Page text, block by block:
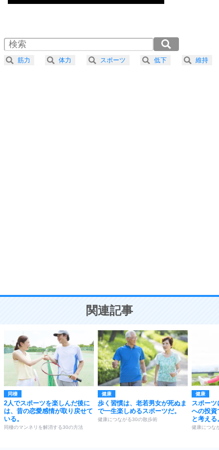
気楽に生きる30の方法
4 器の大きい人は、怒りを優しさで表現する。
プラス思考
ことが大切。
2.0倍速 （403KB 1分43秒）
2.5倍速 （323KB 1分22秒）
3.0倍速 （269KB 1分8秒）
筋力 体力 スポーツ 低下 維持
関連記事
同棲
2人でスポーツを楽しんだ後に
は、昔の恋愛感情が取り戻せて
いる。
同棲のマンネリを解消する30の方法
健康
歩く習慣は、老若男女が死ぬま
で一生楽しめるスポーツだ。
健康につながる30の散歩術
健康
スポー
への投資
と考える
健康につな